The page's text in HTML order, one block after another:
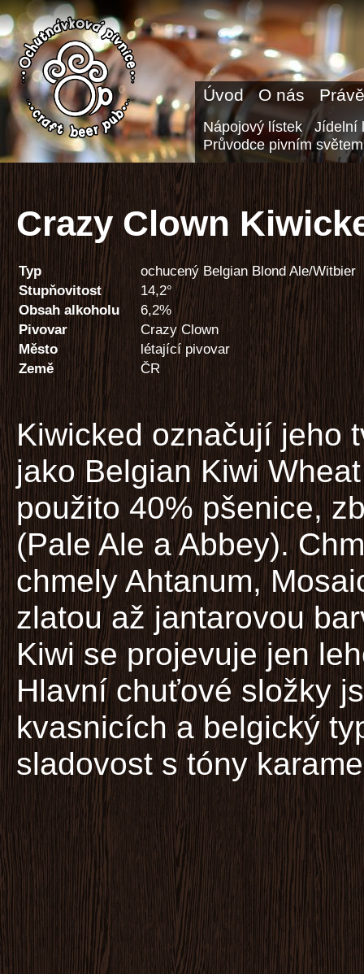
Úvod O nás
Nápojový lístek
Jídelní
Průvodce pivním světem
Crazy Clown
Typ
ochucený Belgian Blond Ale/Witbier
Stupňovitost
14,2°
Obsah alkoholu
6,2%
Pivovar
Crazy Clown
Město
létající pivovar
Země
ČR
Kiwicked označují jeho
jako Belgian Kiwi
použito 40% pšenice,
(Pale Ale a Abbey).
chmely Ahtanum,
zlatou až jantarovou
Kiwi se projevuje jen
Hlavní chuťové složky
kvasnicích a belgický
sladovost s tóny